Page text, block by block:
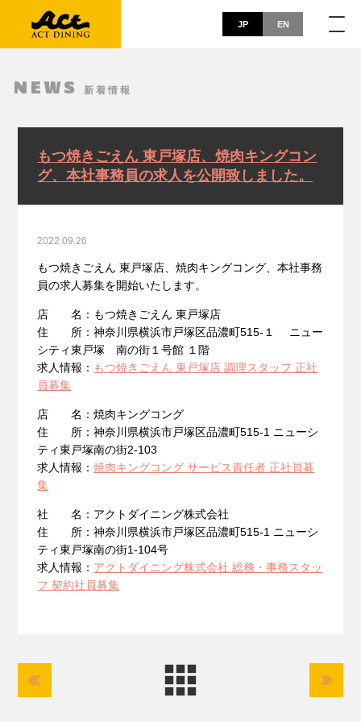
JP EN
NEWS 新着情報
もつ焼きごえん 東戸塚店、焼肉キングコン
グ、本社事務員の求人を公開致しました。
2022.09.26
もつ焼きごえん 東戸塚店、焼肉キングコング、本社事務
員の求人募集を開始いたします。
店 名：もつ焼きごえん 東戸塚店
住 所：神奈川県横浜市戸塚区品濃町515-１ ニュー
シティ東戸塚 南の街１号館 １階
求人情報： もつ焼きごえん 東戸塚店 調理スタッフ 正社
員募集
店 名：焼肉キングコング
住 所：神奈川県横浜市戸塚区品濃町515-1 ニューシ
ティ東戸塚南の街2-103
求人情報：焼肉キングコング サービス責任者 正社員募
集
社 名：アクトダイニング株式会社
住 所：神奈川県横浜市戸塚区品濃町515-1 ニューシ
ティ東戸塚南の街1-104号
求人情報： アクトダイニング株式会社 総務・事務スタッ
フ 契約社員募集